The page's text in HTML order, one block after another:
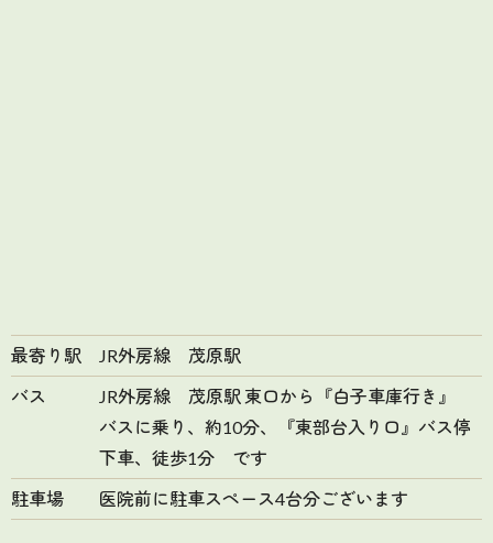
最寄り駅
JR外房線 茂原駅
バス
JR外房線 茂原駅 東口から『白子車庫行き』
バスに乗り、約10分、『東部台入り口』バス停
下車、徒歩1分 です
駐車場
医院前に駐車スペース4台分ございます